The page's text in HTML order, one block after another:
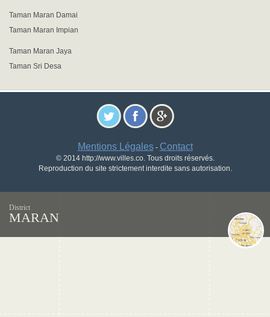
Taman Maran Damai
Taman Maran Impian
Taman Maran Jaya
Taman Sri Desa
Mentions Légales- Contact
© 2014 http://www.villes.co. Tous droits réservés.
Reproduction du site strictement interdite sans autorisation.
District
MARAN